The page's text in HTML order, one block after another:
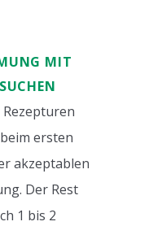
MIT
Rezepturen
ersten
akzeptablen
Der Rest
1 bis 2